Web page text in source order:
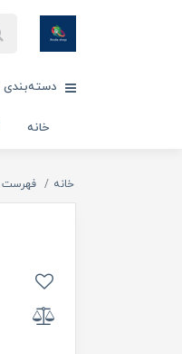
دسته‌بندی
خانه
خانه فهرست